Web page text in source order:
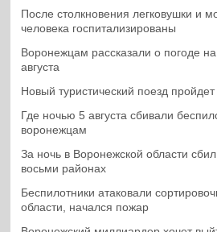
После столкновения легковушки и
человека госпитализированы
Воронежцам рассказали о погоде
августа
Новый туристический поезд
Где ночью 5 августа сбивали
воронежцам
За ночь в Воронежской области
восьми районах
Беспилотники атаковали
области, начался пожар